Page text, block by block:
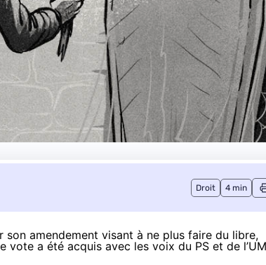
Droit 4 min
amendement visant à ne plus faire du libre,
a été acquis avec les voix du PS et de